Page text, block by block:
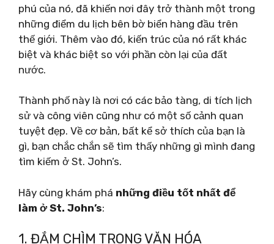
phú của nó, đã khiến nơi đây trở thành một trong
những điểm du lịch bên bờ biển hàng đầu trên
thế giới. Thêm vào đó, kiến ​​trúc của nó rất khác
biệt và khác biệt so với phần còn lại của đất
nước.
Thành phố này là nơi có các bảo tàng, di tích lịch
sử và công viên cũng như có một số cảnh quan
tuyệt đẹp. Về cơ bản, bất kể sở thích của bạn là
gì, bạn chắc chắn sẽ tìm thấy những gì mình đang
tìm kiếm ở St. John’s.
Hãy cùng khám phá những điều tốt nhất để
làm ở St. John’s:
1. ĐẮM CHÌM TRONG VĂN HÓA